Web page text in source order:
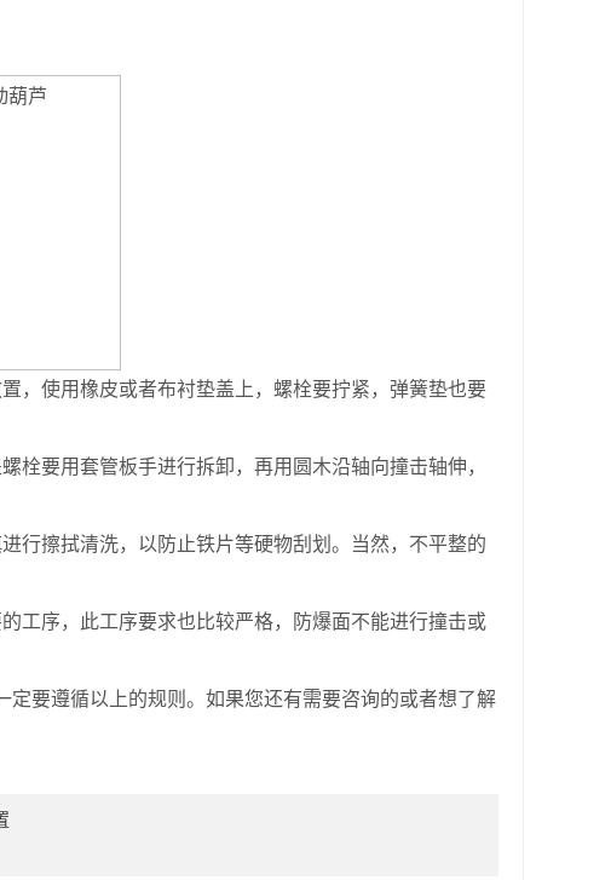
使用橡皮或者布衬垫盖上，螺栓要拧紧，弹簧垫也要
要用套管板手进行拆卸，再用圆木沿轴向撞击轴伸，
擦拭清洗，以防止铁片等硬物刮划。当然，不平整的
工序，此工序要求也比较严格，防爆面不能进行撞击或
定要遵循以上的规则。如果您还有需要咨询的或者想了解